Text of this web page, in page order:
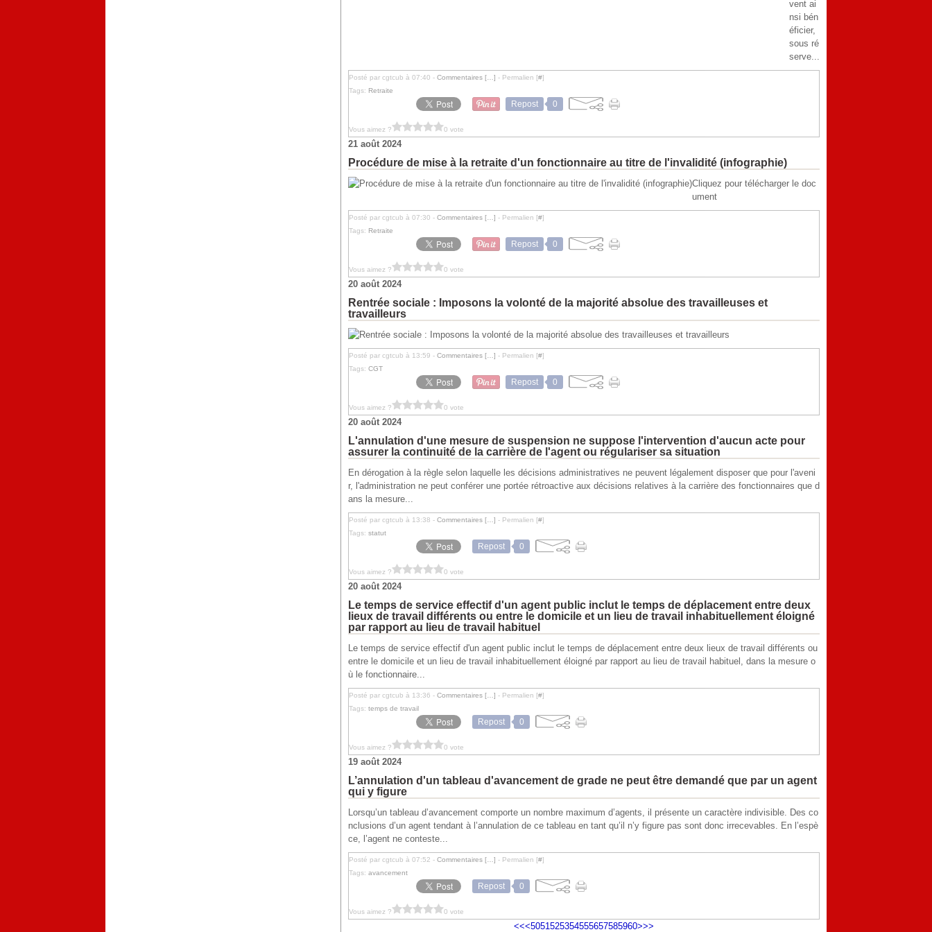
vent ai
nsi bén
éficier,
sous ré
serve...
Posté par cgtcub à 07:40 - Commentaires [ ] - Permalien [#]
Tags: Retraite
Repost 0
Vous aimez ? 0 vote
21 août 2024
Procédure de mise à la retraite d'un fonctionnaire au titre de l'invalidité (infographie)
Cliquez pour télécharger le doc
ument
Posté par cgtcub à 07:30 - Commentaires [ ] - Permalien [#]
Tags: Retraite
Repost 0
Vous aimez ? 0 vote
20 août 2024
Rentrée sociale : Imposons la volonté de la majorité absolue des travailleuses et
travailleurs
Posté par cgtcub à 13:59 - Commentaires [ ] - Permalien [#]
Tags: CGT
Repost 0
Vous aimez ? 0 vote
20 août 2024
L'annulation d'une mesure de suspension ne suppose l'intervention d'aucun acte pour
assurer la continuité de la carrière de l'agent ou régulariser sa situation
En dérogation à la règle selon laquelle les décisions administratives ne peuvent légalement disposer que pour l'aveni
r, l'administration ne peut conférer une portée rétroactive aux décisions relatives à la carrière des fonctionnaires que d
ans la mesure...
Posté par cgtcub à 13:38 - Commentaires [ ] - Permalien [#]
Tags: statut
Repost 0
Vous aimez ? 0 vote
20 août 2024
Le temps de service effectif d'un agent public inclut le temps de déplacement entre deux
lieux de travail différents ou entre le domicile et un lieu de travail inhabituellement éloigné
par rapport au lieu de travail habituel
Le temps de service effectif d'un agent public inclut le temps de déplacement entre deux lieux de travail différents ou
entre le domicile et un lieu de travail inhabituellement éloigné par rapport au lieu de travail habituel, dans la mesure o
ù le fonctionnaire...
Posté par cgtcub à 13:36 - Commentaires [ ] - Permalien [#]
Tags: temps de travail
Repost 0
Vous aimez ? 0 vote
19 août 2024
L’annulation d'un tableau d'avancement de grade ne peut être demandé que par un agent
qui y figure
Lorsqu’un tableau d’avancement comporte un nombre maximum d’agents, il présente un caractère indivisible. Des co
nclusions d’un agent tendant à l’annulation de ce tableau en tant qu’il n’y figure pas sont donc irrecevables. En l’espè
ce, l’agent ne conteste...
Posté par cgtcub à 07:52 - Commentaires [ ] - Permalien [#]
Tags: avancement
Repost 0
Vous aimez ? 0 vote
<<< 10
20
30
40
5051525354555657585960
70
80
90
100 >>>